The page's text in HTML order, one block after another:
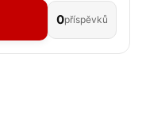
0příspěvků